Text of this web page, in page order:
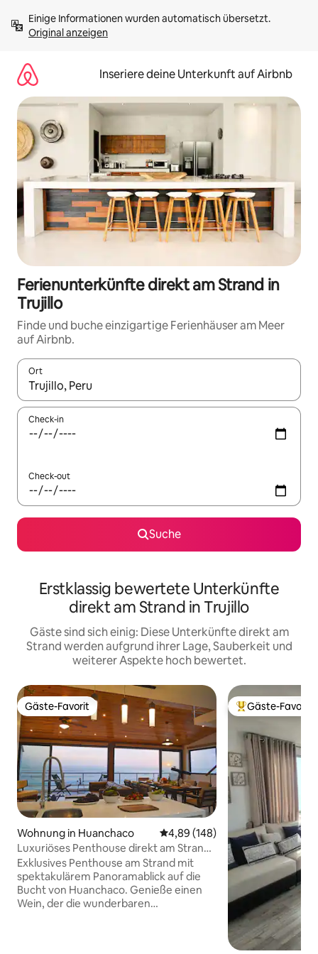
Inhalten
springenOriginal anzeigen
Inseriere deine Unterkunft auf Airbnb
Ferienunterkünfte direkt am Strand in
Trujillo
Finde und buche einzigartige Ferienhäuser am Meer
auf Airbnb.
Ort
Wenn Ergebnisse verfügbar sind, navigiere mit den
Check-in
Check-out
Suche
Erstklassig bewertete Unterkünfte
direkt am Strand in Trujillo
Gäste sind sich einig: Diese Unterkünfte direkt am
Strand werden aufgrund ihrer Lage, Sauberkeit und
weiterer Aspekte hoch bewertet.
Gäste-Favorit
Gäste-Favorit
Wohnung in Huanchaco Durchschnittliche Bewertung:
4,89 (148)
Luxuriöses Penthouse direkt am Strand
in Huanchaco
Exklusives Penthouse am Strand mit
spektakulärem Panoramablick auf die
Bucht von Huanchaco. Genieße einen
Wein, der die wunderbaren
Beliebter Gäste-
Gäste-Favorit